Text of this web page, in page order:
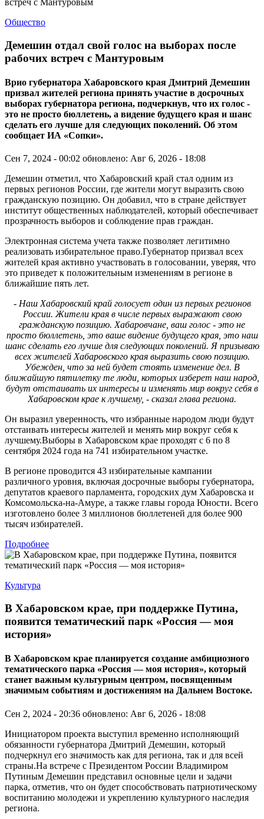
Общество
Демешин отдал свой голос на выборах после
рабочих встреч с Мантуровым
Врио губернатора Хабаровского края Дмитрий Демешин
призвал жителей региона принять участие в досрочных
выборах губернатора региона, подчеркнув, что их голос -
это не просто бюллетень, а видение будущего края и шанс
сделать его лучше для следующих поколений. Об этом
сообщает ИА «Сопки».
Сен 7, 2024 - 00:02 обновлено: Авг 6, 2026 - 18:08
Демешин отметил, что Хабаровский край стал одним из
первых регионов России, где жители могут выразить свою
гражданскую позицию. Он добавил, что в стране действует
институт общественных наблюдателей, который обеспечивает
прозрачность выборов и соблюдение прав граждан.
Электронная система учета также позволяет легитимно
реализовать избирательное право.Губернатор призвал всех
жителей края активно участвовать в голосовании, уверяя, что
это приведет к положительным изменениям в регионе в
ближайшие пять лет.
- Наш Хабаровский край голосует один из первых регионов
России. Жители края в числе первых выражают свою
гражданскую позицию. Хабаровчане, ваш голос - это не
просто бюллетень, это ваше видение будущего края, это наш
шанс сделать его лучше для следующих поколений. Я призываю
всех жителей Хабаровского края выразить свою позицию.
Убежден, что за ней будет стоять изменение дел. В
ближайшую пятилетку те люди, которых изберет наш народ,
будут отстаивать их интересы и изменять мир вокруг себя в
Хабаровском крае к лучшему, - сказал глава региона.
Он выразил уверенность, что избранные народом люди будут
отстаивать интересы жителей и менять мир вокруг себя к
лучшему.Выборы в Хабаровском крае проходят с 6 по 8
сентября 2024 года на 741 избирательном участке.
В регионе проводится 43 избирательные кампании
различного уровня, включая досрочные выборы губернатора,
депутатов краевого парламента, городских дум Хабаровска и
Комсомольска-на-Амуре, а также главы города Юности. Всего
изготовлено более 3 миллионов бюллетеней для более 900
тысяч избирателей.
Подробнее
Культура
В Хабаровском крае, при поддержке Путина,
появится тематический парк «Россия — моя
история»
В Хабаровском крае планируется создание амбициозного
тематического парка «Россия — моя история», который
станет важным культурным центром, посвященным
значимым событиям и достижениям на Дальнем Востоке.
Сен 2, 2024 - 20:36 обновлено: Авг 6, 2026 - 18:08
Инициатором проекта выступил временно исполняющий
обязанности губернатора Дмитрий Демешин, который
подчеркнул его значимость как для региона, так и для всей
страны.На встрече с Президентом России Владимиром
Путиным Демешин представил основные цели и задачи
парка, отметив, что он будет способствовать патриотическому
воспитанию молодежи и укреплению культурного наследия
региона.